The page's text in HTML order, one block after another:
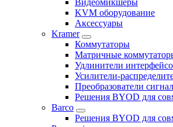
Видеомикшеры
KVM оборудование
Аксессуары
Kramer
Коммутаторы
Матричные
Удлинители
Усилители-
Преобразователи
Решения BYOD для
Barco
Решения BYOD для